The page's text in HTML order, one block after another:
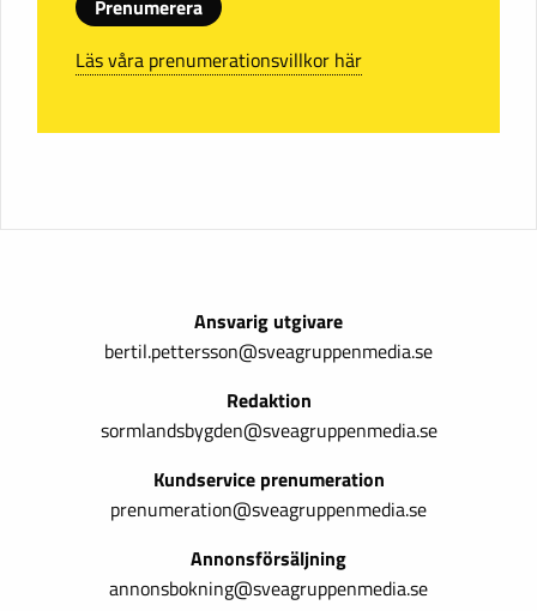
Prenumerera
Läs våra prenumerationsvillkor här
Ansvarig utgivare
bertil.pettersson@sveagruppenmedia.se
Redaktion
sormlandsbygden@sveagruppenmedia.se
Kundservice prenumeration
prenumeration@sveagruppenmedia.se
Annonsförsäljning
annonsbokning@sveagruppenmedia.se